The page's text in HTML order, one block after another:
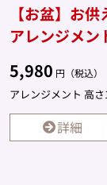
【お盆】お
アレンジメン
5,980 円（税込）
アレンジメント 高
詳細